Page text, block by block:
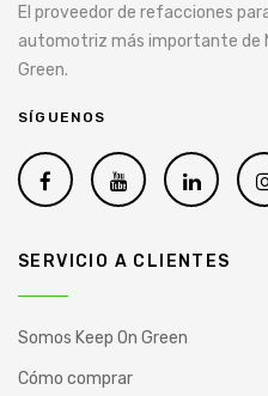
El proveedor de refacciones
automotriz más importante de
Green.
SÍGUENOS
SERVICIO A CLIENTES
Somos Keep On Green
Cómo comprar